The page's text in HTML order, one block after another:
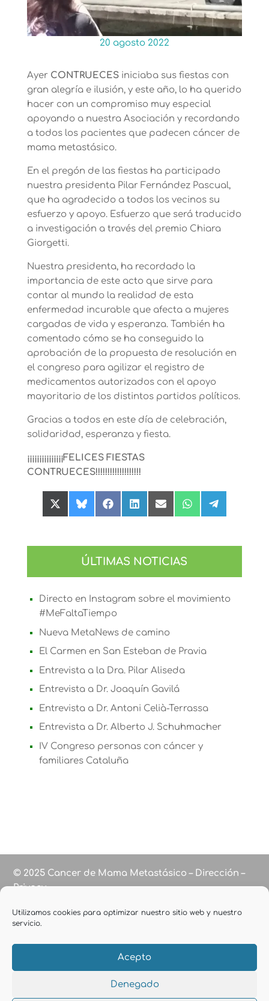
Utilizamos cookies para optimizar nuestro sitio web y nuestro
servicio.
Acepto
Denegado
20 agosto 2022
Ayer CONTRUECESiniciaba sus fiestas con
gran alegría e ilusión, y este año, lo ha querido
hacer con un compromiso muy especial
apoyando a nuestra Asociación y recordando
a todos los pacientes que padecen cáncer de
mama metastásico.
En el pregón de las fiestas ha participado
nuestra presidenta Pilar Fernández Pascual,
que ha agradecido a todos los vecinos su
esfuerzo y apoyo. Esfuerzo que será traducido
a investigación a través del premio Chiara
Giorgetti.
Nuestra presidenta, ha recordado la
importancia de este acto que sirve para
contar al mundo la realidad de esta
enfermedad incurable que afecta a mujeres
cargadas de vida y esperanza. También ha
comentado cómo se ha conseguido la
aprobación de la propuesta de resolución en
el congreso para agilizar el registro de
medicamentos autorizados con el apoyo
mayoritario de los distintos partidos políticos.
Gracias a todos en este día de celebración,
solidaridad, esperanza y fiesta.
¡¡¡¡¡¡¡¡¡¡¡¡¡¡¡FELICES FIESTAS
CONTRUECES!!!!!!!!!!!!!!!!!!!
Compartir
en
Compartir
en
Compartir
en
Compartir
en
Compartir
en
Compartir
en
Compartir
en
ÚLTIMAS NOTICIAS
Directo en Instagram sobre el movimiento
#MeFaltaTiempo
Nueva MetaNews de camino
El Carmen en San Esteban de Pravia
Entrevista a la Dra. Pilar Aliseda
Entrevista a Dr. Joaquín Gavilá
Entrevista a Dr. Antoni Celià-Terrassa
Entrevista a Dr. Alberto J. Schuhmacher
IV Congreso personas con cáncer y
familiares Cataluña
© 2025 Cancer de Mama Metastásico – Dirección –
Privacy